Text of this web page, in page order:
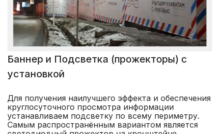
Баннер и Подсветка (прожекторы) с
установкой
Для получения наилучшего эффекта и обеспечения
круглосуточного просмотра информации
устанавливаем подсветку по всему периметру.
Самым распространённым вариантом является